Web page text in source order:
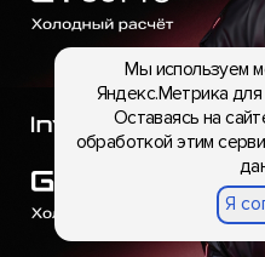
Мы используем
Яндекс.Метрика для
Оставаясь на
обработкой этим
Я